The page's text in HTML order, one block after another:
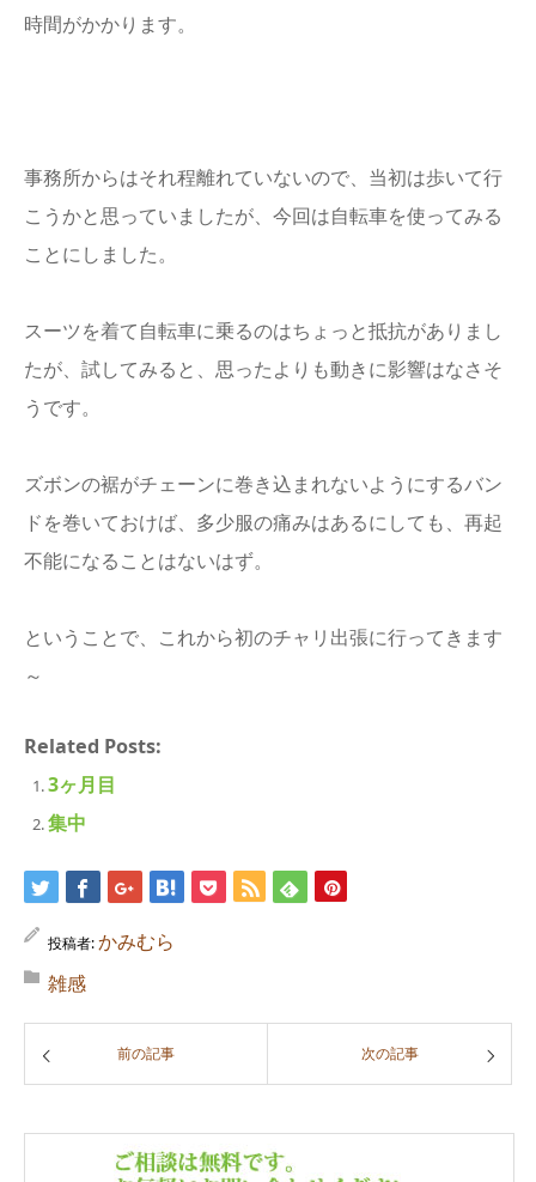
時間がかかります。
事務所からはそれ程離れていないので、当初は歩いて行
こうかと思っていましたが、今回は自転車を使ってみる
ことにしました。
スーツを着て自転車に乗るのはちょっと抵抗がありまし
たが、試してみると、思ったよりも動きに影響はなさそ
うです。
ズボンの裾がチェーンに巻き込まれないようにするバン
ドを巻いておけば、多少服の痛みはあるにしても、再起
不能になることはないはず。
ということで、これから初のチャリ出張に行ってきます
～
Related Posts:
3ヶ月目
集中
投稿者:かみむら
雑感
前の記事 次の記事